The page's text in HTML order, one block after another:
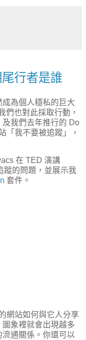
行者是誰
為個人穩私的巨大
們也對此採取行動，
及我們去年推行的 Do
「我不要被追蹤」，
在 TED 演講
蹤的問題，並展示我
套件。
網站如何與它人分享
象裡就會出現越多
通關係。你還可以